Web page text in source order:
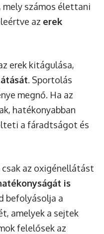
számos élettani
az erek
erek kitágulása,
. Sportolás
megnő. Ha az
hatékonyabban
a fáradtságot és
az oxigénellátást
is
befolyásolja a
amelyek a sejtek
felelősek az